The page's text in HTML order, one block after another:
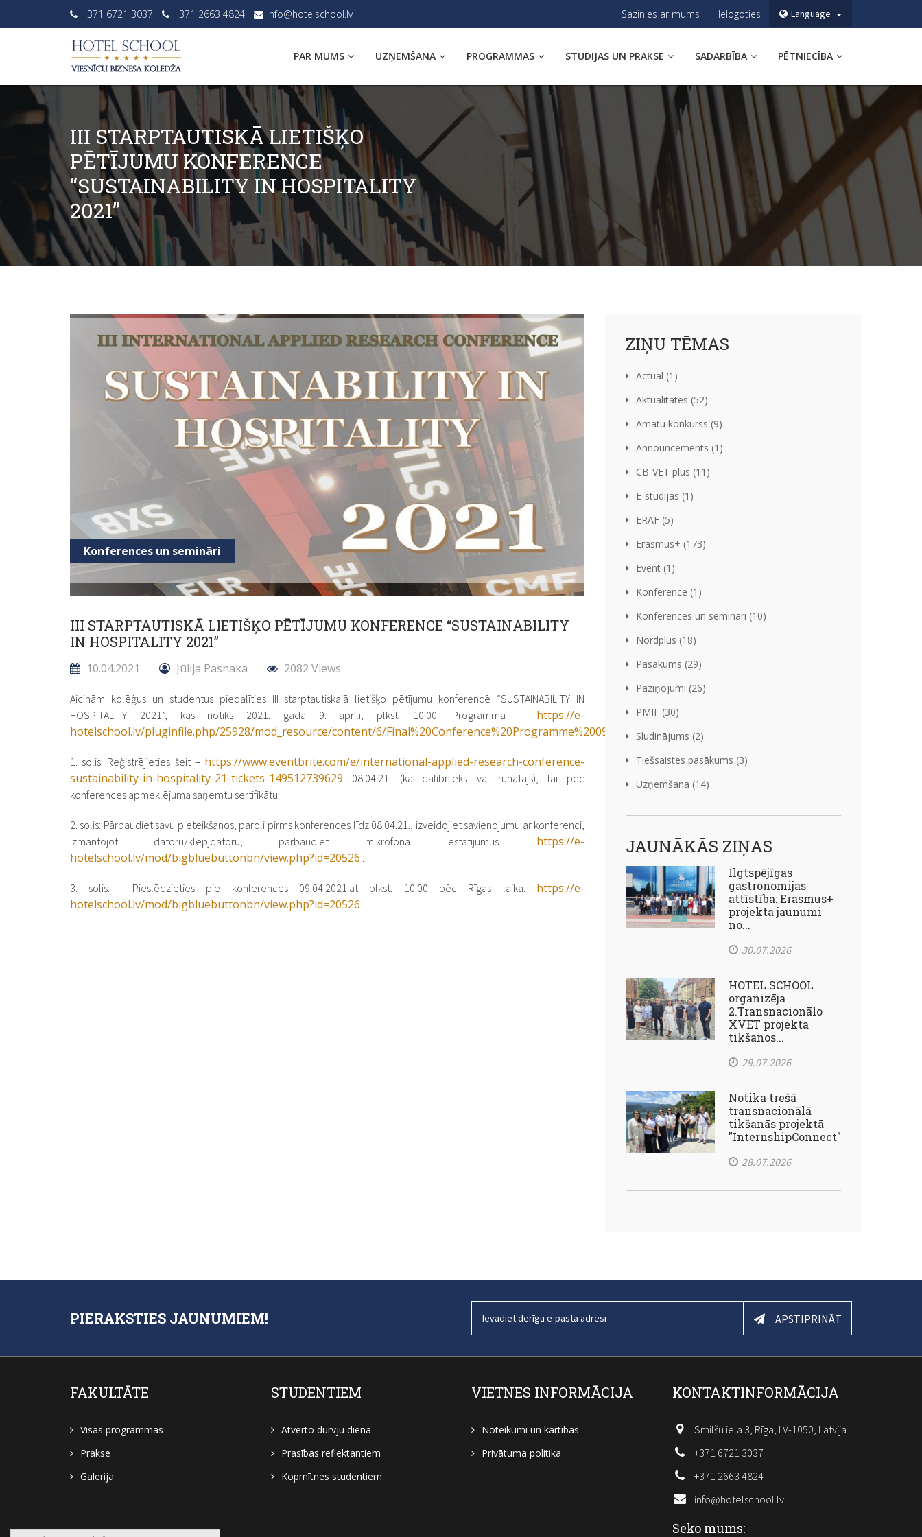
+371 6721 3037 +371 2663 4824 info@hotelschool.lv Language
Sazinies ar mums Ielogoties
PAR MUMS UZŅEMŠANA PROGRAMMAS STUDIJAS UN PRAKSE SADARBĪBA PĒTNIECĪBA
III STARPTAUTISKĀ LIETIŠĶO
PĒTĪJUMU KONFERENCE
“SUSTAINABILITY IN HOSPITALITY
2021”
Konferences un semināri
III STARPTAUTISKĀ LIETIŠĶO PĒTĪJUMU KONFERENCE “SUSTAINABILITY
IN HOSPITALITY 2021”
10.04.2021 Jūlija Pasnaka 2082 Views
Aicinām kolēģus un studentus piedalīties III starptautiskajā lietišķo pētījumu konferencē “SUSTAINABILITY IN
HOSPITALITY 2021”, kas notiks 2021. gada 9. aprīlī, plkst. 10:00. Programma – https://e-
hotelschool.lv/pluginfile.php/25928/mod_resource/content/6/Final%20Conference%20Programme%2009%2004%202021.pdf
1. solis: Reģistrējieties šeit – https://www.eventbrite.com/e/international-applied-research-conference-
sustainability-in-hospitality-21-tickets-149512739629 08.04.21. (kā dalībnieks vai runātājs), lai pēc
konferences apmeklējuma saņemtu sertifikātu.
2. solis: Pārbaudiet savu pieteikšanos, paroli pirms konferences līdz 08.04.21., izveidojiet savienojumu ar konferenci,
izmantojot datoru/klēpjdatoru, pārbaudiet mikrofona iestatījumus. https://e-
hotelschool.lv/mod/bigbluebuttonbn/view.php?id=20526 .
3. solis: Pieslēdzieties pie konferences 09.04.2021.at plkst. 10:00 pēc Rīgas laika. https://e-
hotelschool.lv/mod/bigbluebuttonbn/view.php?id=20526
ZIŅU TĒMAS
Actual (1)
Aktualitātes (52)
Amatu konkurss (9)
Announcements (1)
CB-VET plus (11)
E-studijas (1)
ERAF (5)
Erasmus+ (173)
Event (1)
Konference (1)
Konferences un semināri (10)
Nordplus (18)
Pasākums (29)
Paziņojumi (26)
PMIF (30)
Sludinājums (2)
Tiešsaistes pasākums (3)
Uzņemšana (14)
JAUNĀKĀS ZIŅAS
Ilgtspējīgas
gastronomijas
attīstība: Erasmus+
projekta jaunumi
no...
30.07.2026
HOTEL SCHOOL
organizēja
2.Transnacionālo
XVET projekta
tikšanos...
29.07.2026
Notika trešā
transnacionālā
tikšanās projektā
"InternshipConnect"
28.07.2026
PIERAKSTIES JAUNUMIEM! APSTIPRINĀT
FAKULTĀTE
Visas programmas
Prakse
Galerija
STUDENTIEM
Atvērto durvju diena
Prasības reflektantiem
Kopmītnes studentiem
VIETNES INFORMĀCIJA
Noteikumi un kārtības
Privātuma politika
KONTAKTINFORMĀCIJA
Smilšu iela 3, Rīga, LV-1050, Latvija
+371 6721 3037
+371 2663 4824
info@hotelschool.lv
Seko mums: